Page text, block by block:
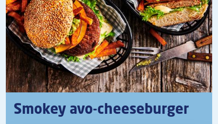
Smokey avo-cheeseburger